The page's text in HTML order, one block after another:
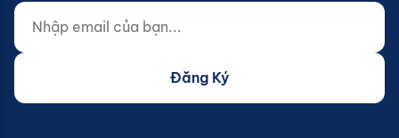
Nhập email của bạn...
Website (do not fill)
Đăng Ký